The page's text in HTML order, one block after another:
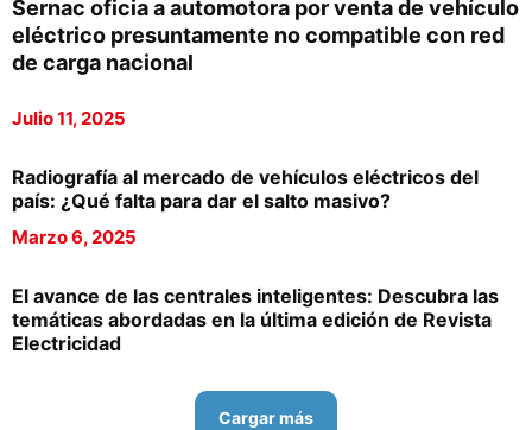
Sernac oficia a automotora por venta de vehículo
eléctrico presuntamente no compatible con red
de carga nacional
Julio 11, 2025
Radiografía al mercado de vehículos eléctricos del
país: ¿Qué falta para dar el salto masivo?
Marzo 6, 2025
El avance de las centrales inteligentes: Descubra las
temáticas abordadas en la última edición de Revista
Electricidad
Cargar más